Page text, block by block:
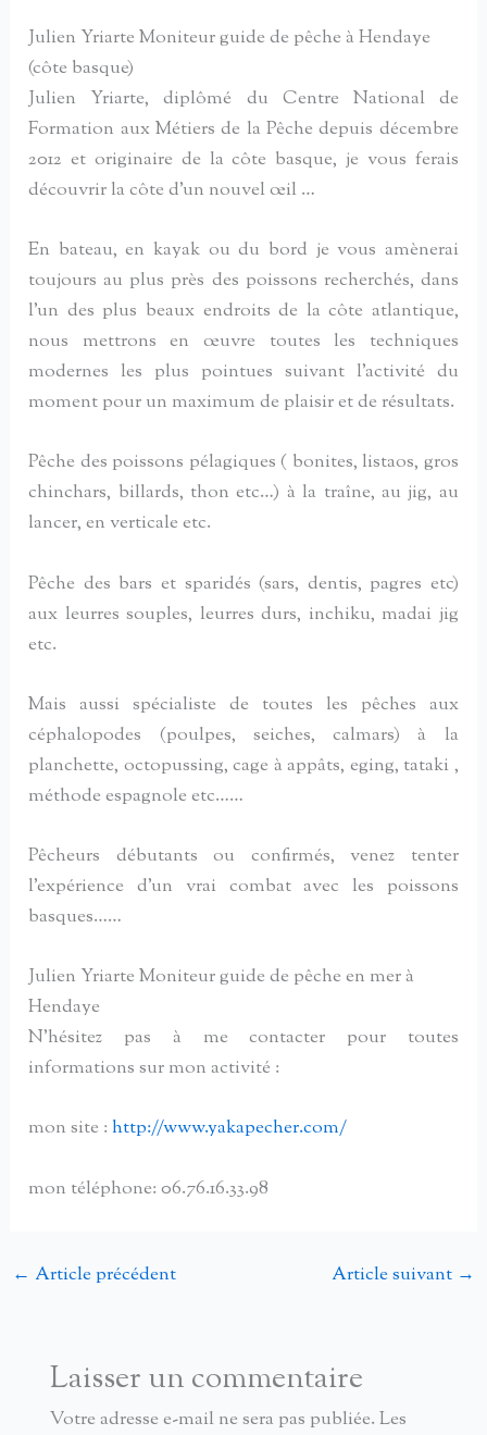
Julien Yriarte Moniteur guide de pêche à Hendaye
(côte basque)
Julien Yriarte, diplômé du Centre National de
Formation aux Métiers de la Pêche depuis décembre
2012 et originaire de la côte basque, je vous ferais
découvrir la côte d’un nouvel œil …
En bateau, en kayak ou du bord je vous amènerai
toujours au plus près des poissons recherchés, dans
l’un des plus beaux endroits de la côte atlantique,
nous mettrons en œuvre toutes les techniques
modernes les plus pointues suivant l’activité du
moment pour un maximum de plaisir et de résultats.
Pêche des poissons pélagiques ( bonites, listaos, gros
chinchars, billards, thon etc…) à la traîne, au jig, au
lancer, en verticale etc.
Pêche des bars et sparidés (sars, dentis, pagres etc)
aux leurres souples, leurres durs, inchiku, madai jig
etc.
Mais aussi spécialiste de toutes les pêches aux
céphalopodes (poulpes, seiches, calmars) à la
planchette, octopussing, cage à appâts, eging, tataki ,
méthode espagnole etc……
Pêcheurs débutants ou confirmés, venez tenter
l’expérience d’un vrai combat avec les poissons
basques……
Julien Yriarte Moniteur guide de pêche en mer à
Hendaye
N’hésitez pas à me contacter pour toutes
informations sur mon activité :
mon site :http://www.yakapecher.com/
mon téléphone: 06.76.16.33.98
← Article précédent Article suivant →
Laisser un commentaire
Votre adresse e-mail ne sera pas publiée. Les